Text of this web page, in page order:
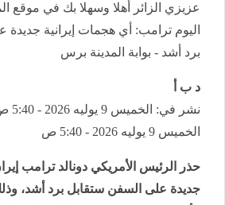
عزيزي الزائر أهلا وسهلا بك في موقع
اليوم ترامب: أي هجمات إيرانية
برد أشد - بوابة المدينة برس
د ب أ
نشر
الخميس 9 يوليه 2026 - 5:40 ص
حذر الرئيس الأمريكي دونالد ترامب
جديدة على السفن ستقابل برد أشد،